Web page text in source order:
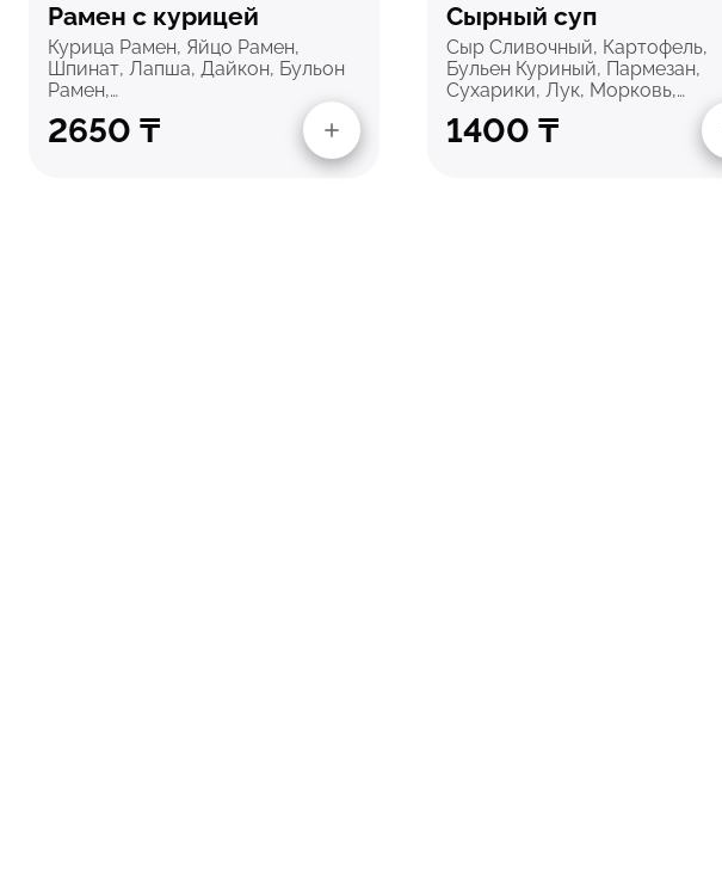
Рамен с курицей
Курица Рамен, Яйцо Рамен,
Шпинат, Лапша, Дайкон, Бульон
Рамен,…
2650 ₸
Сырный суп
Сыр Сливочный, Картофель,
Бульен Куриный, Пармезан,
Сухарики, Лук, Морковь,…
1400 ₸